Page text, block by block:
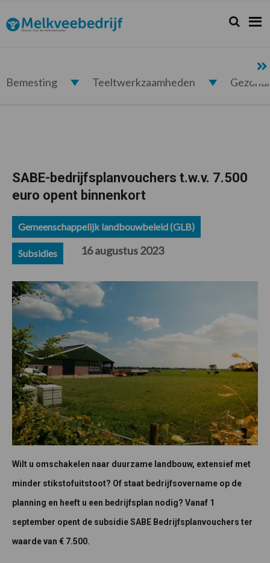
de
hoofdnavigatie
de
hoofd
de
eerste
de
voettekst
Melkveebedrijf.nl Zoeken...
Zoek
Bemesting Teeltwerkzaamheden
SABE-bedrijfsplanvouchers t.w.v. 7.500
euro opent binnenkort
Gemeenschappelijk landbouwbeleid (GLB)
Subsidies 16 augustus 2023
Wilt u omschakelen naar duurzame landbouw, extensief met
minder stikstofuitstoot? Of staat bedrijfsovername op de
planning en heeft u een bedrijfsplan nodig? Vanaf 1
september opent de subsidie SABE Bedrijfsplanvouchers ter
waarde van € 7.500.